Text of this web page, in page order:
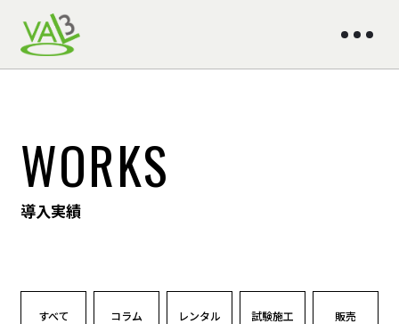
WORKS
導入実績
すべて コラム レンタル 試験施工 販売